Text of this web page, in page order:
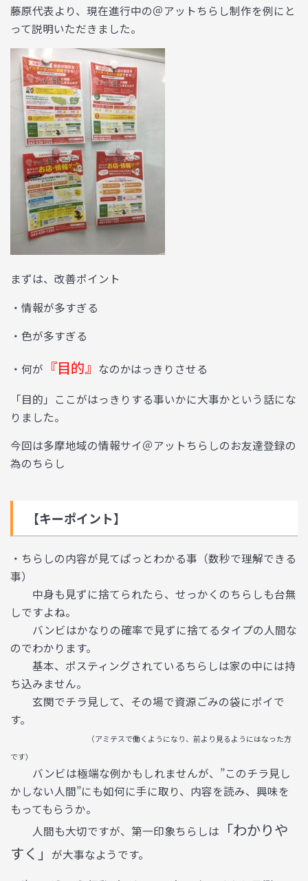
藤原代表より、現在進行中の＠アットちらし制作を例にと
って説明いただきました。
まずは、改善ポイント
・情報が多すぎる
・色が多すぎる
・何が 『目的』 なのかはっきりさせる
「目的」ここがはっきりする事いかに大事かという話にな
りました。
今回は多摩地域の情報サイ＠アットちらしのお友達登録の
為のちらし
【キーポイント】
・ ちらしの内容が見てぱっとわかる事（数秒で理解できる
事）
中身も見ずに捨てられたら、せっかくのちらしも台無
しですよね。
バンビはかなりの確率で見ずに捨てるタイプの人間な
のでわかります。
基本、ポスティングされているちらしは家の中には持
ち込みません。
玄関でチラ見して、その場で資源ごみの袋にポイで
す。
（アミテスで働くようになり、前より見るようにはなった方
です）
バンビは極端な例かもしれませんが、”このチラ見し
かしない人間”にも如何に手に取り、内容を読み、興味を
もってもらうか。
人間も大切ですが、第一印象ちらしは
「わかりや
すく」
が大事なようです。